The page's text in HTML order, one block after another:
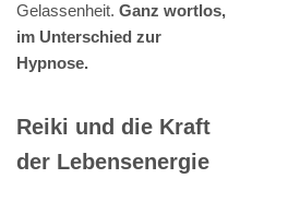
Gelassenheit. Ganz wortlos,
im Unterschied zur
Hypnose.
Reiki und die Kraft
der Lebensenergie